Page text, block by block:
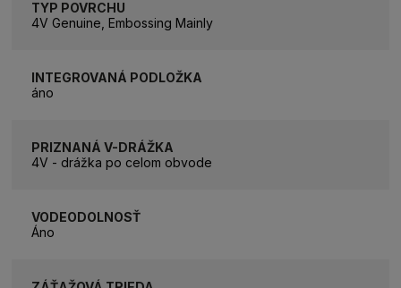
TYP POVRCHU
4V Genuine, Embossing Mainly
INTEGROVANÁ PODLOŽKA
áno
PRIZNANÁ V-DRÁŽKA
4V - drážka po celom obvode
VODEODOLNOSŤ
Áno